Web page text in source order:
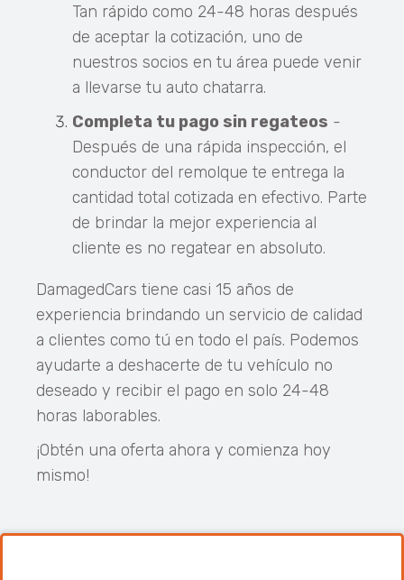
Tan rápido como 24-48 horas después
de aceptar la cotización, uno de
nuestros socios en tu área puede venir
a llevarse tu auto chatarra.
Completa tu pago sin regateos -
Después de una rápida inspección, el
conductor del remolque te entrega la
cantidad total cotizada en efectivo. Parte
de brindar la mejor experiencia al
cliente es no regatear en absoluto.
DamagedCars tiene casi 15 años de
experiencia brindando un servicio de calidad
a clientes como tú en todo el país. Podemos
ayudarte a deshacerte de tu vehículo no
deseado y recibir el pago en solo 24-48
horas laborables.
¡Obtén una oferta ahora y comienza hoy
mismo!